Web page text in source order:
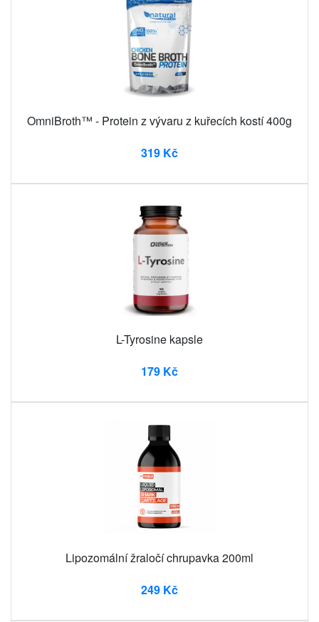
OmniBroth™ - Protein z vývaru z kuřecích kostí 400g
319 Kč
L-Tyrosine kapsle
179 Kč
Lipozomální žraločí chrupavka 200ml
249 Kč